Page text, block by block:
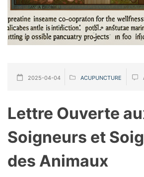
2025-04-04 ACUPUNCTURE
Lettre Ouverte
Soigneurs et
des Animaux